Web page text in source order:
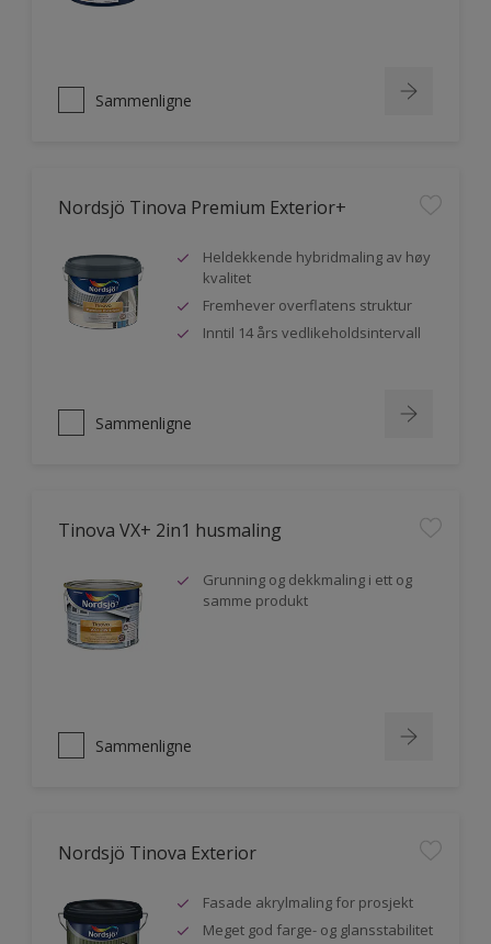
Sammenligne
Nordsjö Tinova Premium Exterior+
Heldekkende hybridmaling av høy
kvalitet
Fremhever overflatens struktur
Inntil 14 års vedlikeholdsintervall
Sammenligne
Tinova VX+ 2in1 husmaling
Grunning og dekkmaling i ett og
samme produkt
Sammenligne
Nordsjö Tinova Exterior
Fasade akrylmaling for prosjekt
Meget god farge- og glansstabilitet